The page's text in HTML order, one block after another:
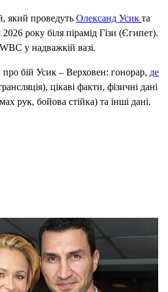
який проведуть Олександ Усик та
2026 року біля пірамід Гізи (Єгипет).
у надважкій вазі.
бій Усик – Верховен: гонорар, де
цікаві факти, фізичні дані
рук, бойова стійка) та інші дані.